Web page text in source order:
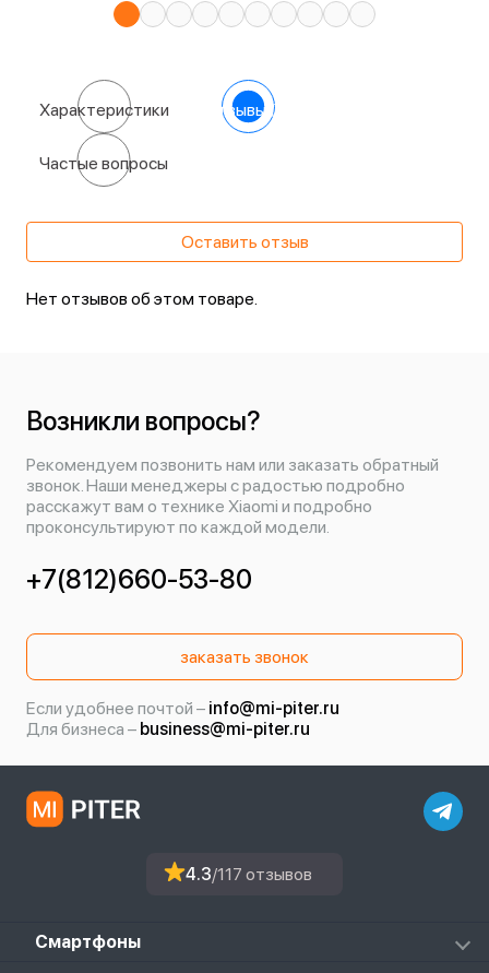
Характеристики Отзывы (0)
Частые вопросы
Оставить отзыв
Нет отзывов об этом товаре.
Возникли вопросы?
Рекомендуем позвонить нам или заказать обратный
звонок. Наши менеджеры с радостью подробно
расскажут вам о технике Xiaomi и подробно
проконсультируют по каждой модели.
+7(812)660-53-80
заказать звонок
Если удобнее почтой – info@mi-piter.ru
Для бизнеса – business@mi-piter.ru
4.3/117 отзывов
Смартфоны